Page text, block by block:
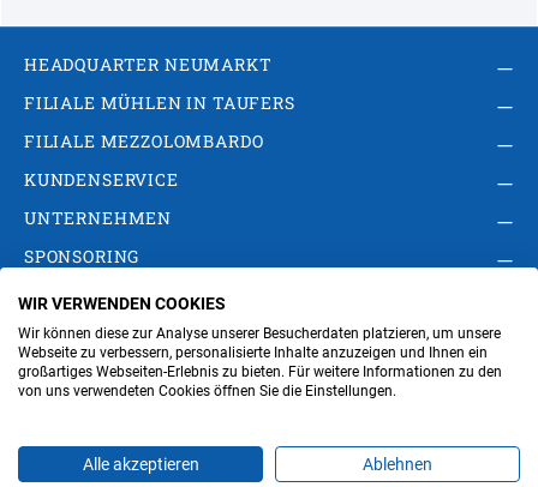
HEADQUARTER NEUMARKT
FILIALE MÜHLEN IN TAUFERS
FILIALE MEZZOLOMBARDO
KUNDENSERVICE
UNTERNEHMEN
SPONSORING
AGB Privacy Policy
Impressum
Cookie-Einstellungen ändern
Verwaltung
WIR VERWENDEN COOKIES
Wir können diese zur Analyse unserer Besucherdaten platzieren, um unsere
Webseite zu verbessern, personalisierte Inhalte anzuzeigen und Ihnen ein
großartiges Webseiten-Erlebnis zu bieten. Für weitere Informationen zu den
von uns verwendeten Cookies öffnen Sie die Einstellungen.
Alle akzeptieren Ablehnen